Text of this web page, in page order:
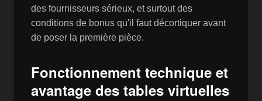
des fournisseurs sérieux, et surtout des
conditions de bonus qu'il faut décortiquer avant
de poser la première pièce.
Fonctionnement technique et
avantage des tables virtuelles